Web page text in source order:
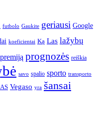
futbolo Gaukite geriausi Google
koeficientai Ką Las lažybų
premiją prognozės reiškia
savo spalio sporto transporto
Vegaso yra šansai